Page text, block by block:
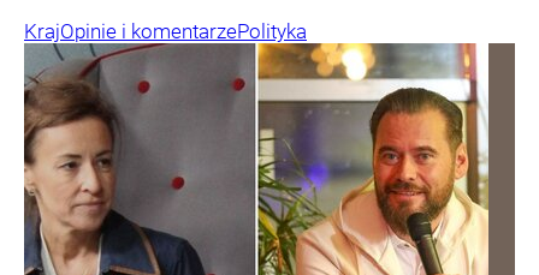
KrajOpinie i komentarzePolityka